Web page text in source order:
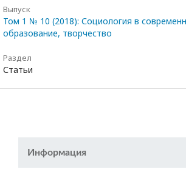
Выпуск
Том 1 № 10 (2018): Социология в
образование, творчество
Раздел
Статьи
Информация